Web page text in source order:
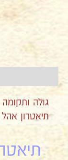
גולה ותקומה
תיאטרון אהל